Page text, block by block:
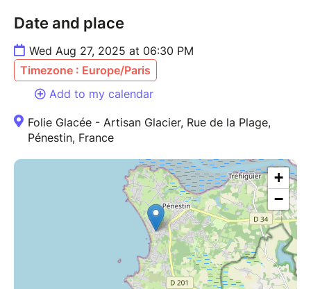
Date and place
Wed Aug 27, 2025 at 06:30 PM
Timezone : Europe/Paris
Add to my calendar
Folie Glacée - Artisan Glacier, Rue de la Plage,
Pénestin, France
+
−